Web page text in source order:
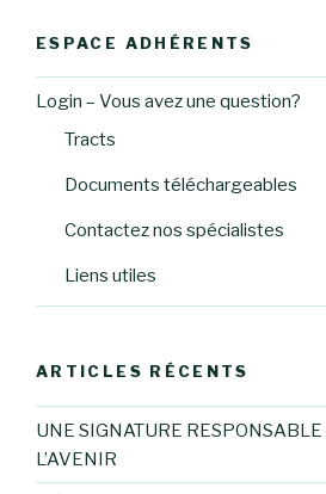
ESPACE ADHÉRENTS
Login – Vous avez une question?
Tracts
Documents téléchargeables
Contactez nos spécialistes
Liens utiles
ARTICLES RÉCENTS
UNE SIGNATURE RESPONSABLE
L’AVENIR